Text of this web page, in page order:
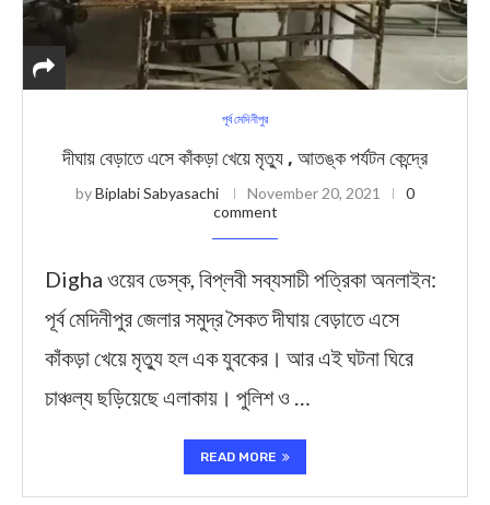
পূর্ব মেদিনীপুর
দীঘায় বেড়াতে এসে কাঁকড়া খেয়ে মৃত্যু , আতঙ্ক পর্যটন কেন্দ্রে
byBiplabi Sabyasachi November 20, 2021
0
comment
Digha ওয়েব ডেস্ক, বিপ্লবী সব্যসাচী পত্রিকা অনলাইন:
পূর্ব মেদিনীপুর জেলার সমুদ্র সৈকত দীঘায় বেড়াতে এসে
কাঁকড়া খেয়ে মৃত্যু হল এক যুবকের। আর এই ঘটনা ঘিরে
চাঞ্চল্য ছড়িয়েছে এলাকায়। পুলিশ ও …
READ MORE